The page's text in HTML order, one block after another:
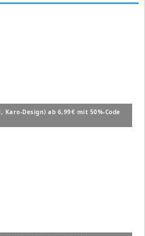
Karo-Design) ab 6,99€ mit 50%-Code